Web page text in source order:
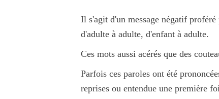
Il s'agit d'un message négatif
d'adulte à adulte, d'enfant à adulte.
Ces mots aussi acérés que des
Parfois ces paroles ont été
reprises ou entendue une première